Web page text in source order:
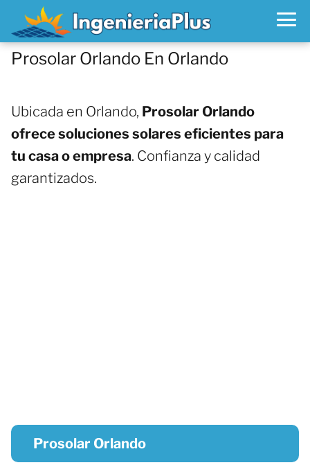
Prosolar Orlando En Orlando
Ubicada en Orlando, Prosolar Orlando
ofrece soluciones solares eficientes para
tu casa o empresa. Confianza y calidad
garantizados.
Prosolar Orlando